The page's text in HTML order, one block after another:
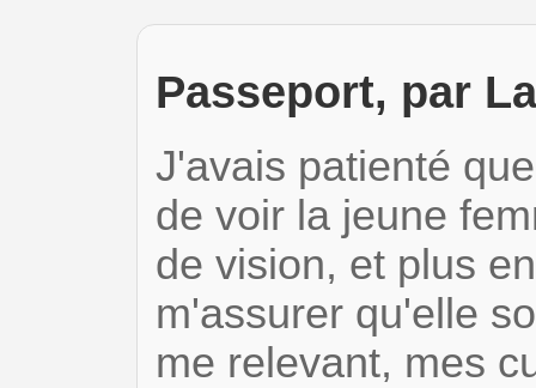
Passeport, par
J'avais patienté
de voir la jeune
de vision, et plus
m'assurer qu'elle
me relevant, mes